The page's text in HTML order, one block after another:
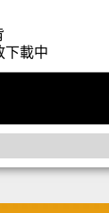
下載中